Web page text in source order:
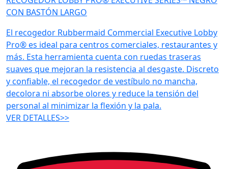
CON BASTÓN LARGO
El recogedor Rubbermaid Commercial Executive Lobby
Pro® es ideal para centros comerciales, restaurantes y
más. Esta herramienta cuenta con ruedas traseras
suaves que mejoran la resistencia al desgaste. Discreto
y confiable, el recogedor de vestíbulo no mancha,
decolora ni absorbe olores y reduce la tensión del
personal al minimizar la flexión y la pala.
VER DETALLES>>